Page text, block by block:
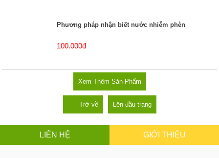
Phương pháp nhận biết nước nhiễm phèn
100.000đ
Xem Thêm Sản Phẩm
Trở về Lên đầu trang
LIÊN HỆ GIỚI THIỆU